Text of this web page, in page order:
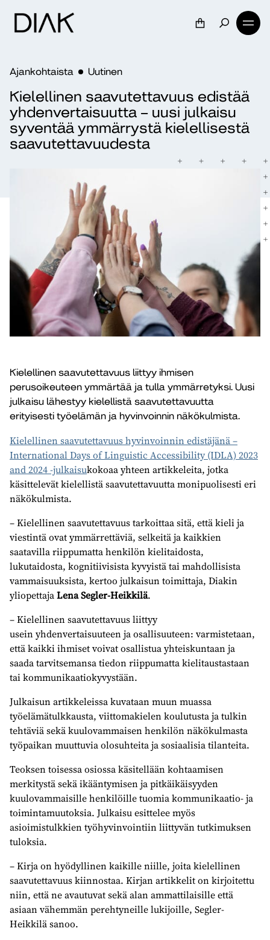
Ajankohtaista Uutinen
Kielellinen saavutettavuus edistää
yhdenvertaisuutta – uusi julkaisu
syventää ymmärrystä kielellisestä
saavutettavuudesta
Kielellinen saavutettavuus liittyy ihmisen
perusoikeuteen ymmärtää ja tulla ymmärretyksi. Uusi
julkaisu lähestyy kielellistä saavutettavuutta
erityisesti työelämän ja hyvinvoinnin näkökulmista.
Kielellinen saavutettavuus hyvinvoinnin edistäjänä –
International Days of Linguistic Accessibility (IDLA) 2023
and 2024 -julkaisukokoaa yhteen artikkeleita, jotka
käsittelevät kielellistä saavutettavuutta monipuolisesti eri
näkökulmista.
– Kielellinen saavutettavuus tarkoittaa sitä, että kieli ja
viestintä ovat ymmärrettäviä, selkeitä ja kaikkien
saatavilla riippumatta henkilön kielitaidosta,
lukutaidosta, kognitiivisista kyvyistä tai mahdollisista
vammaisuuksista, kertoo julkaisun toimittaja, Diakin
yliopettajaLena Segler-Heikkilä.
– Kielellinen saavutettavuus liittyy
usein yhdenvertaisuuteen ja osallisuuteen: varmistetaan,
että kaikki ihmiset voivat osallistua yhteiskuntaan ja
saada tarvitsemansa tiedon riippumatta kielitaustastaan
tai kommunikaatiokyvystään.
Julkaisun artikkeleissa kuvataan muun muassa
työelämätulkkausta, viittomakielen koulutusta ja tulkin
tehtäviä sekä kuulovammaisen henkilön näkökulmasta
työpaikan muuttuvia olosuhteita ja sosiaalisia tilanteita.
Teoksen toisessa osiossa käsitellään kohtaamisen
merkitystä sekä ikääntymisen ja pitkäikäisyyden
kuulovammaisille henkilöille tuomia kommunikaatio- ja
toimintamuutoksia. Julkaisu esittelee myös
asioimistulkkien työhyvinvointiin liittyvän tutkimuksen
tuloksia.
– Kirja on hyödyllinen kaikille niille, joita kielellinen
saavutettavuus kiinnostaa. Kirjan artikkelit on kirjoitettu
niin, että ne avautuvat sekä alan ammattilaisille että
asiaan vähemmän perehtyneille lukijoille, Segler-
Heikkilä sanoo.